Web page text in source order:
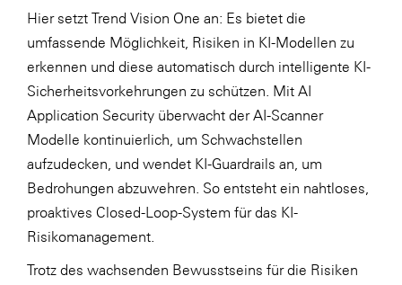
Verband Druck Medien Österreich
Wirtschaftskammer Salzburg
WKS Fachgruppe Fahrzeughandel und
Fahrzeugtechnik
WKS Fachgruppe Finanzdienstleister
WK UBIT
Zühlke
Hier setzt Trend Vision One an: Es bietet die
umfassende Möglichkeit, Risiken in KI-Modellen zu
erkennen und diese automatisch durch intelligente KI-
Sicherheitsvorkehrungen zu schützen. Mit AI
Application Security überwacht der AI-Scanner
Modelle kontinuierlich, um Schwachstellen
aufzudecken, und wendet KI-Guardrails an, um
Bedrohungen abzuwehren. So entsteht ein nahtloses,
proaktives Closed-Loop-System für das KI-
Risikomanagement.
Trotz des wachsenden Bewusstseins für die Risiken